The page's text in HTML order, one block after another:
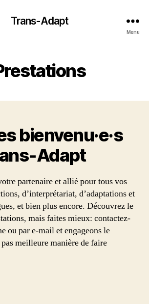
Trans-Adapt
Menu
bienvenu·e·s
partenaire et allié pour tous vos
d’interprétariat, d’adaptations et
et bien plus encore. Découvrez le
mais faites mieux: contactez-
ou par e-mail et engageons le
meilleure manière de faire